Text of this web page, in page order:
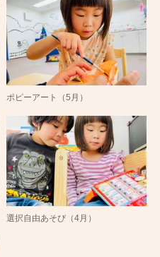
ポピーアート（5月）
選択自由あそび（4月）